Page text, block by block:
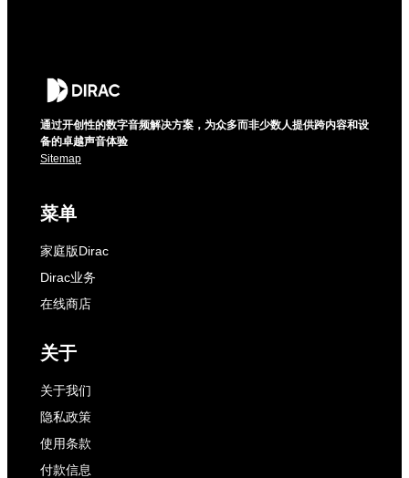
通过开创性的数字音频解决方案，为众多而非少数人提供跨内容和设
备的卓越声音体验
Sitemap
菜单
家庭版Dirac
Dirac业务
在线商店
关于
关于我们
隐私政策
使用条款
付款信息